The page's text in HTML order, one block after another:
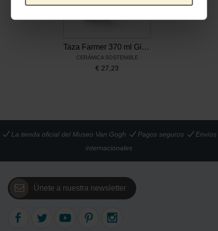
Taza Farmer 370 ml Girasoles, Bunzlau Castle x Van Gogh Museum
CERÁMICA SOSTENIBLE
€ 27,23
La tienda oficial del Museo Van Gogh Pagos seguros
Envíos
internacionales
Únete a nuestra newsletter